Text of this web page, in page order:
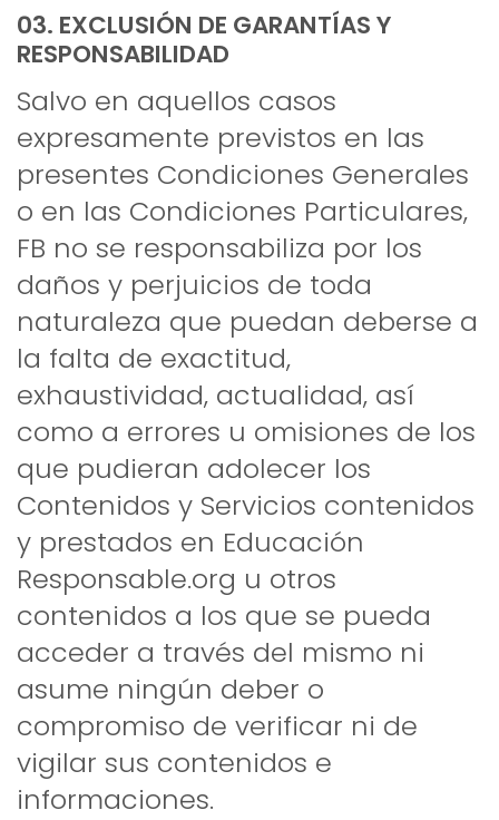
03. EXCLUSIÓN DE GARANTÍAS Y
RESPONSABILIDAD
Salvo en aquellos casos
expresamente previstos en las
presentes Condiciones Generales
o en las Condiciones Particulares,
FB no se responsabiliza por los
daños y perjuicios de toda
naturaleza que puedan deberse a
la falta de exactitud,
exhaustividad, actualidad, así
como a errores u omisiones de los
que pudieran adolecer los
Contenidos y Servicios contenidos
y prestados en Educación
Responsable.org u otros
contenidos a los que se pueda
acceder a través del mismo ni
asume ningún deber o
compromiso de verificar ni de
vigilar sus contenidos e
informaciones.